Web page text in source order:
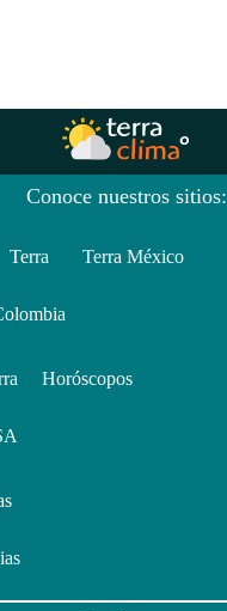
Conoce nuestros sitios:
Terra Terra México
Horóscopos